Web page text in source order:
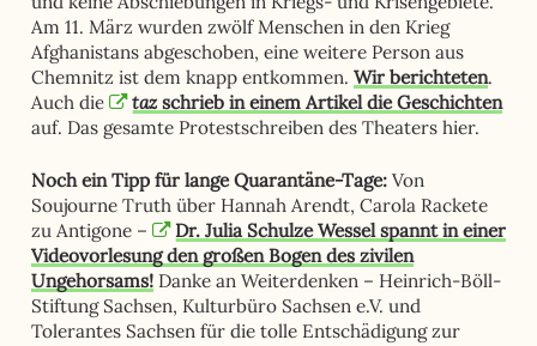
Am 11. März wurden zwölf Menschen in den Krieg
Afghanistans abgeschoben, eine weitere Person aus
Chemnitz ist dem knapp entkommen. Wir berichteten.
Auch die
tazschrieb in einem Artikel die Geschichten
auf. Das gesamte Protestschreiben des Theaters hier.
Noch ein Tipp für lange Quarantäne-Tage:Von
Soujourne Truth über Hannah Arendt, Carola Rackete
zu Antigone –
Dr. Julia Schulze Wessel spannt in einer
Videovorlesung den großen Bogen des zivilen
Ungehorsams!Danke an Weiterdenken – Heinrich-Böll-
Stiftung Sachsen, Kulturbüro Sachsen e.V. und
Tolerantes Sachsen für die tolle Entschädigung zur